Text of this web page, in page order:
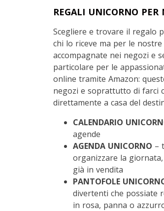
REGALI UNICORNO PER
Scegliere e trovare il regalo
chi lo riceve ma per le
accompagnate nei negozi e
particolare per le
online tramite Amazon:
negozi e soprattutto di farci
direttamente a casa del
CALENDARIO
agende
AGENDA UNICORNO –
organizzare la
già in vendita
PANTOFOLE
divertenti che possiate
in rosa, panna o